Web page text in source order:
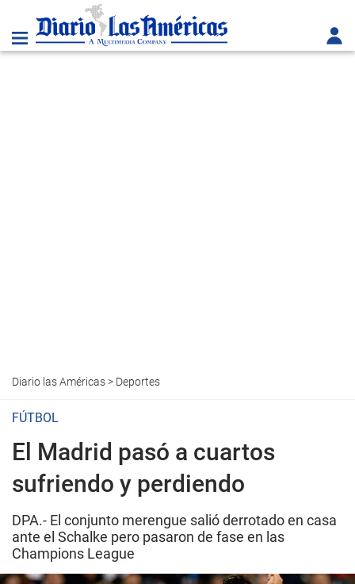
Diario las Américas> Deportes
FÚTBOL
El Madrid pasó a cuartos
sufriendo y perdiendo
DPA.- El conjunto merengue salió derrotado en casa
ante el Schalke pero pasaron de fase en las
Champions League